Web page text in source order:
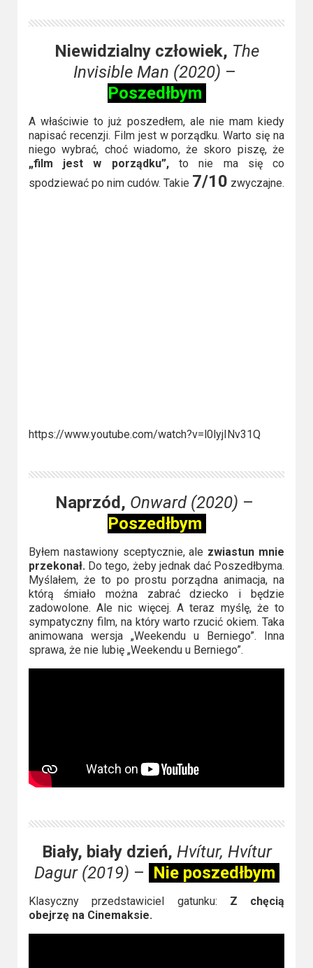
Niewidzialny człowiek, The
Invisible Man (2020) –
Poszedłbym
A właściwie to już poszedłem, ale nie mam kiedy
napisać recenzji. Film jest w porządku. Warto się na
niego wybrać, choć wiadomo, że skoro piszę, że
„film jest w porządku”,to nie ma się co
spodziewać po nim cudów. Takie 7/10 zwyczajne.
https://www.youtube.com/watch?v=l0lyjINv31Q
Naprzód, Onward (2020) –
Poszedłbym
Byłem nastawiony sceptycznie, ale zwiastun mnie
przekonał.Do tego, żeby jednak dać Poszedłbyma.
Myślałem, że to po prostu porządna animacja, na
którą śmiało można zabrać dziecko i będzie
zadowolone. Ale nic więcej. A teraz myślę, że to
sympatyczny film, na który warto rzucić okiem. Taka
animowana wersja „Weekendu u Berniego”. Inna
sprawa, że nie lubię „Weekendu u Berniego”.
Biały, biały dzień, Hvítur, Hvítur
Dagur (2019) – Nie poszedłbym
Klasyczny przedstawiciel gatunku: Z chęcią
obejrzę na Cinemaksie.